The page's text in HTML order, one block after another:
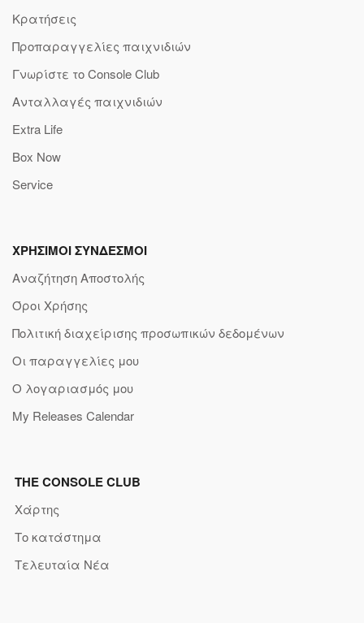
Κρατήσεις
Προπαραγγελίες παιχνιδιών
Γνωρίστε το Console Club
Ανταλλαγές παιχνιδιών
Extra Life
Box Now
Service
ΧΡΗΣΙΜΟΙ ΣΥΝΔΕΣΜΟΙ
Αναζήτηση Αποστολής
Όροι Χρήσης
Πολιτική διαχείρισης προσωπικών δεδομένων
Οι παραγγελίες μου
Ο λογαριασμός μου
My Releases Calendar
THE CONSOLE CLUB
Χάρτης
Το κατάστημα
Τελευταία Νέα